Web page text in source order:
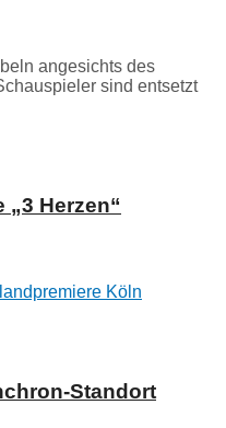
angesichts des
sind entsetzt
Herzen“
Köln
Standort